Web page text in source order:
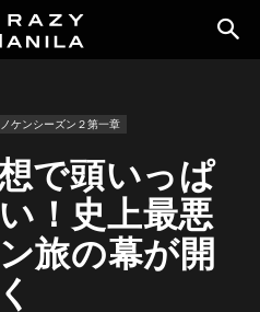
ケンシーズン２第一章
で頭いっぱ
！史上最悪
旅の幕が開
く